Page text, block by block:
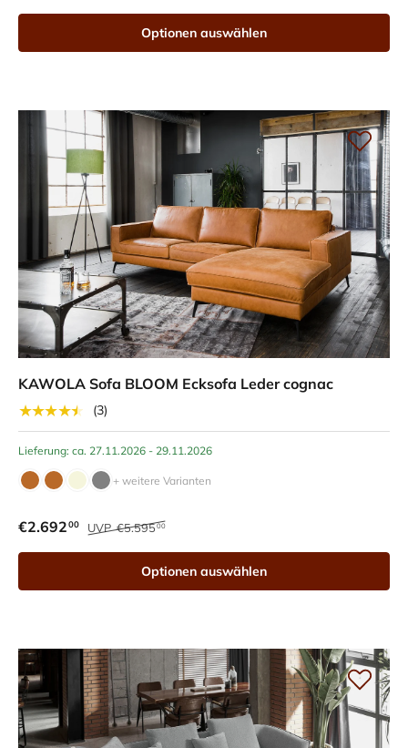
Optionen auswählen
KAWOLA Sofa BLOOM Ecksofa Leder cognac
★★★★★
(3)
Lieferung: ca. 27.11.2026 - 29.11.2026
+ weitere Varianten
€2.69200 UVP€5.59500
Optionen auswählen